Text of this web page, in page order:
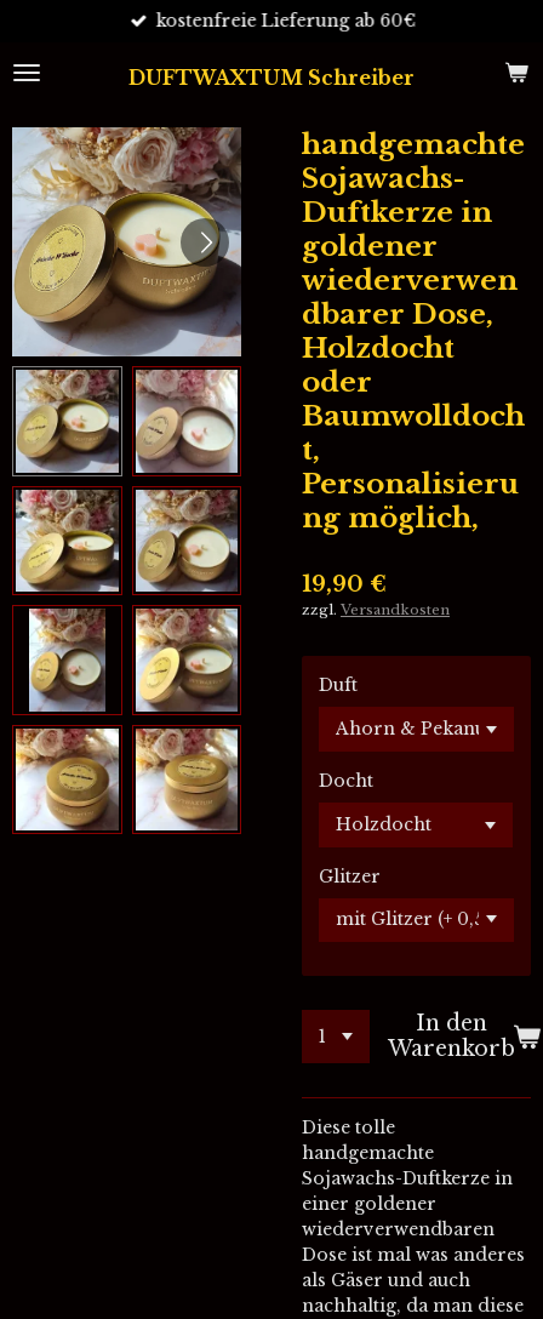
springen
DUFTWAXTUM Schreiber
kostenfreie Lieferung ab 60€
handgemachte
Sojawachs-
Duftkerze in
goldener
wiederverwen
dbarer Dose,
Holzdocht
oder
Baumwolldoch
t,
Personalisieru
ng möglich,
19,90 €
zzgl. Versandkosten
Duft
Docht
Glitzer
In den
Warenkorb
Diese tolle
handgemachte
Sojawachs-Duftkerze in
einer goldener
wiederverwendbaren
Dose ist mal was anderes
als Gäser und auch
nachhaltig, da man diese